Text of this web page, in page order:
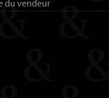
du vendeur